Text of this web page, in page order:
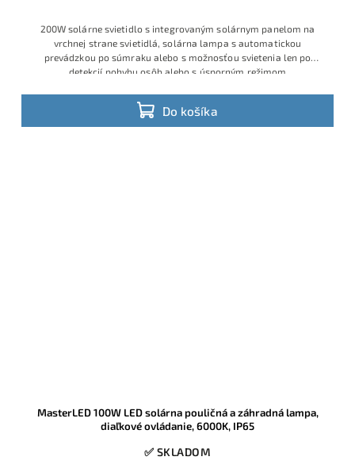
Do košíka
200W solárne svietidlo s integrovaným solárnym panelom na
vrchnej strane svietidlá, solárna lampa s automatickou
prevádzkou po súmraku alebo s možnosťou svietenia len po
detekcií pohybu osôb alebo s úsporným režimom
MasterLED 100W LED solárna pouličná a záhradná lampa,
diaľkové ovládanie, 6000K, IP65
✅ SKLADOM